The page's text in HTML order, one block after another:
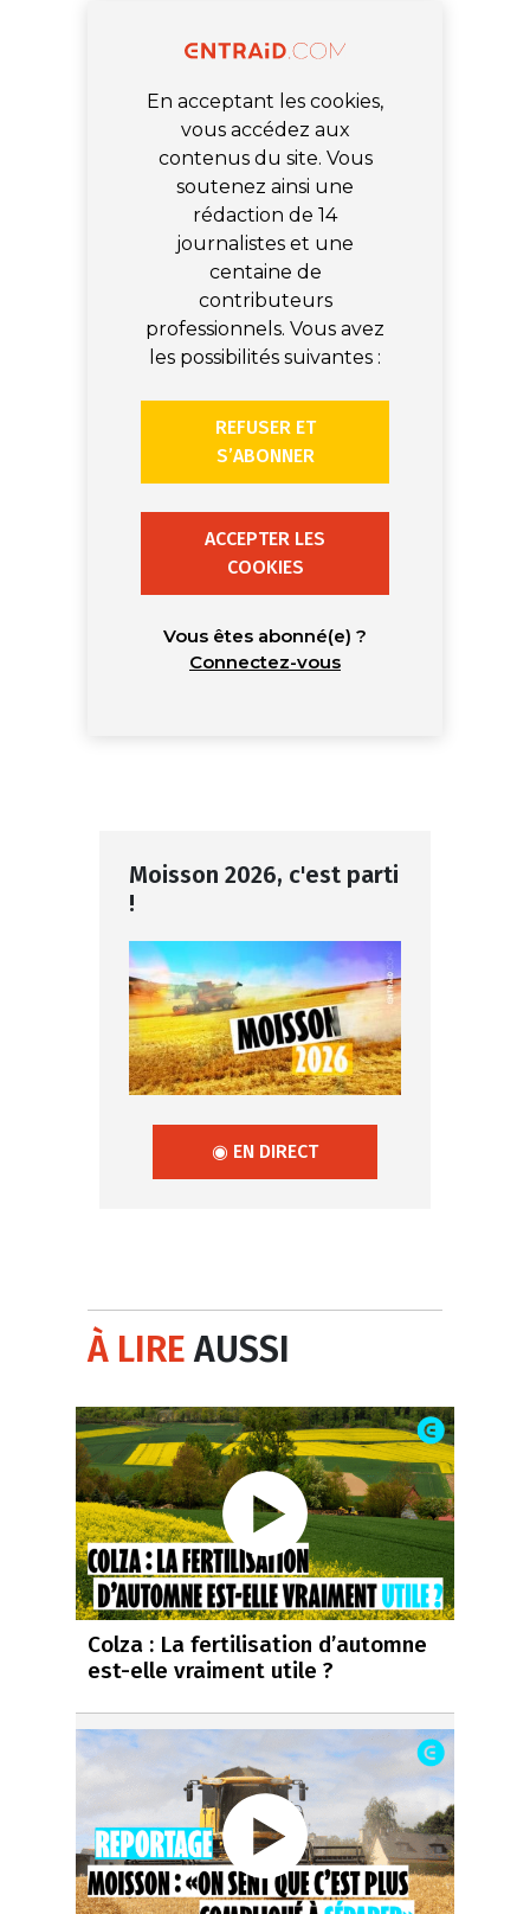
En acceptant les cookies,
vous accédez aux
contenus du site. Vous
soutenez ainsi une
rédaction de 14
journalistes et une
centaine de
contributeurs
professionnels. Vous avez
les possibilités suivantes :
REFUSER ET
S’ABONNER
ACCEPTER LES
COOKIES
Vous êtes abonné(e) ?
Connectez-vous
Moisson 2026, c'est parti
!
◉ EN DIRECT
À LIREAUSSI
Colza : La fertilisation d’automne
est-elle vraiment utile ?